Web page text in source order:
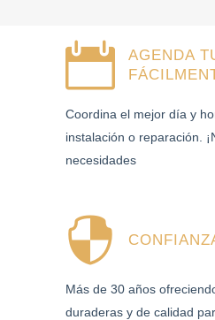
AGENDA
Coordina el mejor día y
instalación o reparación.
necesidades
Más de 30 años
duraderas y de calidad